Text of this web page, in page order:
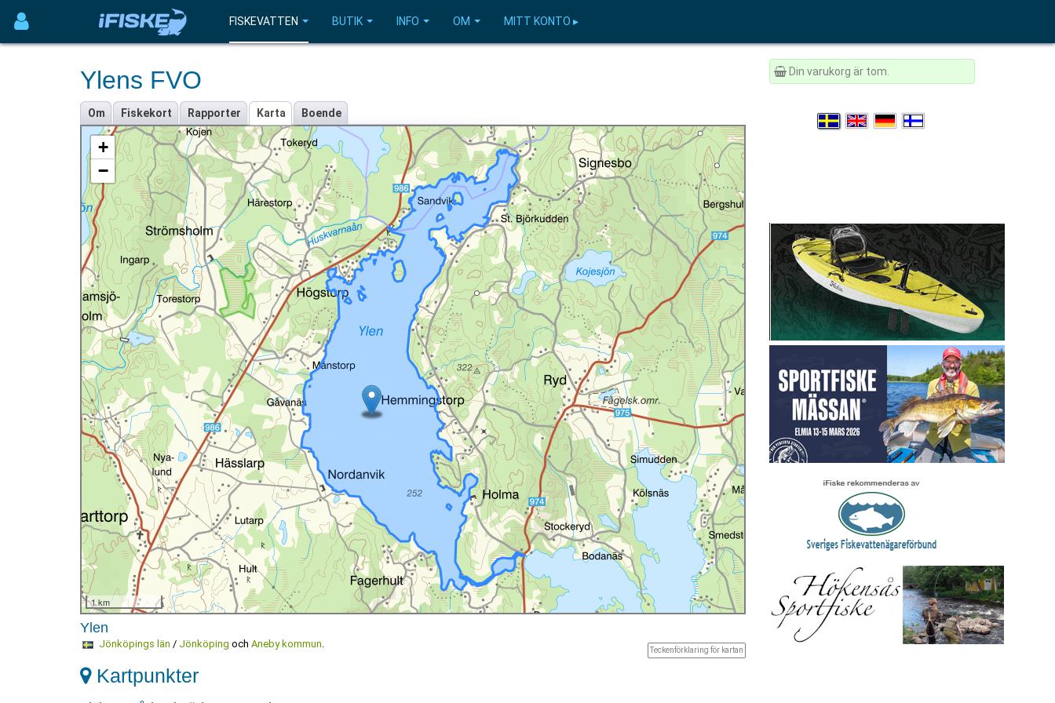
FISKEVATTEN BUTIK INFO OM MITT KONTO ▸
Ylens FVO
Om Fiskekort Rapporter Karta Boende
+
−
1 km
Ylen
Teckenförklaring för kartan
Jönköpings län / Jönköping och Aneby kommun.
Kartpunkter
Din varukorg är tom.